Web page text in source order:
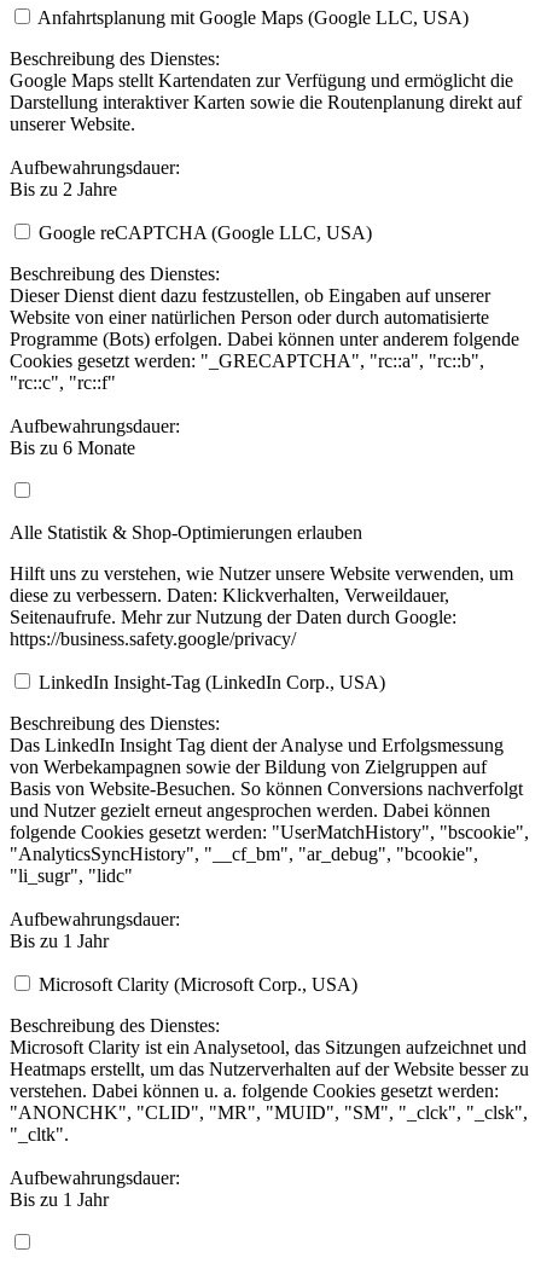
Anfahrtsplanung mit Google Maps (Google LLC, USA)
Beschreibung des Dienstes:
Google Maps stellt Kartendaten zur Verfügung und ermöglicht die
Darstellung interaktiver Karten sowie die Routenplanung direkt auf
unserer Website.
Aufbewahrungsdauer:
Bis zu 2 Jahre
Google reCAPTCHA (Google LLC, USA)
Beschreibung des Dienstes:
Dieser Dienst dient dazu festzustellen, ob Eingaben auf unserer
Website von einer natürlichen Person oder durch automatisierte
Programme (Bots) erfolgen. Dabei können unter anderem folgende
Cookies gesetzt werden: "_GRECAPTCHA", "rc::a", "rc::b",
"rc::c", "rc::f"
Aufbewahrungsdauer:
Bis zu 6 Monate
Alle Statistik & Shop-Optimierungen erlauben
Hilft uns zu verstehen, wie Nutzer unsere Website verwenden, um
diese zu verbessern. Daten: Klickverhalten, Verweildauer,
Seitenaufrufe. Mehr zur Nutzung der Daten durch Google:
https://business.safety.google/privacy/
LinkedIn Insight-Tag (LinkedIn Corp., USA)
Beschreibung des Dienstes:
Das LinkedIn Insight Tag dient der Analyse und Erfolgsmessung
von Werbekampagnen sowie der Bildung von Zielgruppen auf
Basis von Website-Besuchen. So können Conversions nachverfolgt
und Nutzer gezielt erneut angesprochen werden. Dabei können
folgende Cookies gesetzt werden: "UserMatchHistory", "bscookie",
"AnalyticsSyncHistory", "__cf_bm", "ar_debug", "bcookie",
"li_sugr", "lidc"
Aufbewahrungsdauer:
Bis zu 1 Jahr
Microsoft Clarity (Microsoft Corp., USA)
Beschreibung des Dienstes:
Microsoft Clarity ist ein Analysetool, das Sitzungen aufzeichnet und
Heatmaps erstellt, um das Nutzerverhalten auf der Website besser zu
verstehen. Dabei können u. a. folgende Cookies gesetzt werden:
"ANONCHK", "CLID", "MR", "MUID", "SM", "_clck", "_clsk",
"_cltk".
Aufbewahrungsdauer:
Bis zu 1 Jahr